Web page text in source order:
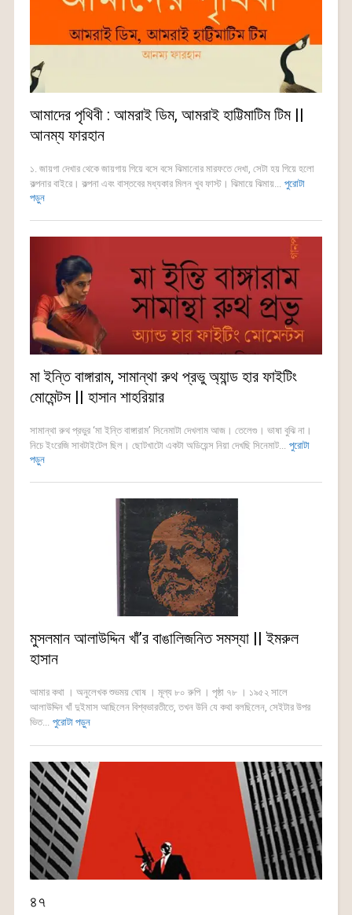
আমাদের পৃথিবী : আমরাই ডিম, আমরাই হাট্টিমাটিম টিম ||
আনম্য ফারহান
১. জায়গা দেখার থেকে জায়গায় গিয়ে বসে বসে ঝিমানোর মারফতে দেখা, সেটা হয় গিয়ে হলো
কল্পনার বাইরে। কল্পনা এবং বাস্তবের মধ্যকার মিলন খুব ফাস্ট। ঝিমায়ে ঝিমায়... পুরোটা
পড়ুন
মা ইন্তি বাঙ্গারাম, সামান্থা রুথ প্রভু অ্যান্ড হার ফাইটিং
মোমেন্টস || হাসান শাহরিয়ার
সামান্থা রুথ প্রভুর ‘মা ইন্তি বাঙ্গারাম’ সিনেমাটা দেখলাম আজ। তেলেগু। ভাষা বুঝি না।
নিচে ইংরেজি সাবটাইটেল ছিল। ছোটখাটো একটা অডিয়েন্স নিয়া দেখছি সিনেমাট... পুরোটা
পড়ুন
মুসলমান আলাউদ্দিন খাঁ’র বাঙালিজনিত সমস্যা || ইমরুল
হাসান
আমার কথা । অনুলেখক শুভময় ঘোষ । মূল্য ৮০ রুপি । পৃষ্ঠা ৭৮ । ১৯৫২ সালে
আলাউদ্দিন খাঁ দুইমাস আছিলেন বিশ্বভারতীতে, তখন উনি যে কথা বলছিলেন, সেইটার উপর
ভিত... পুরোটা পড়ুন
৪৭